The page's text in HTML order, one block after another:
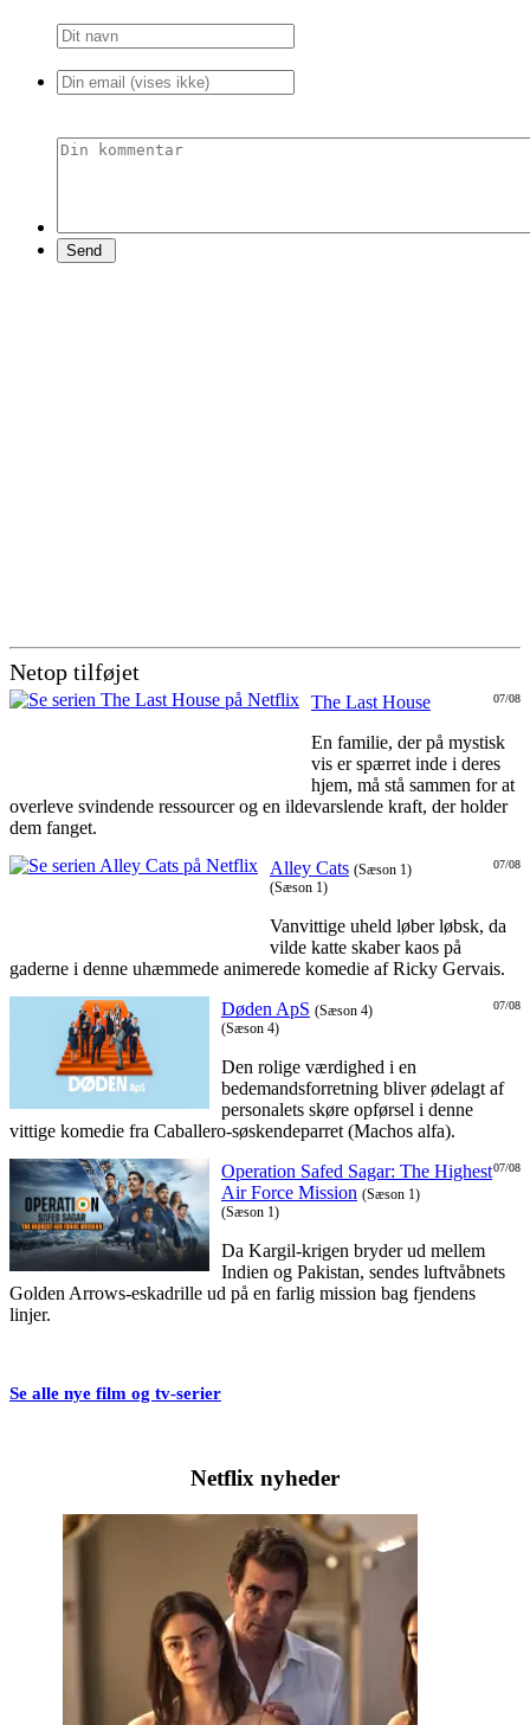
Netop tilføjet
07/08
The Last House
En familie, der på mystisk
vis er spærret inde i deres
hjem, må stå sammen for at
overleve svindende ressourcer og en ildevarslende kraft, der holder
dem fanget.
07/08
Alley Cats (Sæson 1)
(Sæson 1)
Vanvittige uheld løber løbsk, da
vilde katte skaber kaos på
gaderne i denne uhæmmede animerede komedie af Ricky Gervais.
07/08
Døden ApS (Sæson 4)
(Sæson 4)
Den rolige værdighed i en
bedemandsforretning bliver ødelagt af
personalets skøre opførsel i denne
vittige komedie fra Caballero-søskendeparret (Machos alfa).
07/08
Operation Safed Sagar: The Highest
Air Force Mission (Sæson 1)
(Sæson 1)
Da Kargil-krigen bryder ud mellem
Indien og Pakistan, sendes luftvåbnets
Golden Arrows-eskadrille ud på en farlig mission bag fjendens
linjer.
Se alle nye film og tv-serier
Netflix nyheder